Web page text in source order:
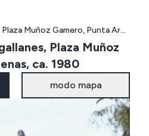
Monumento a Magallanes, Plaza Muñoz Gamero, Punta Arenas, ca. 1980
Plaza Muñoz
ca. 1980
modo mapa